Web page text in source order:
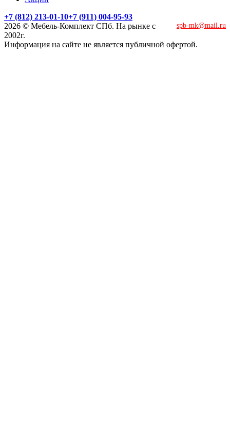
+7 (812) 213-01-10+7 (911) 004-95-93
spb-mk@mail.ru
2026 © Мебель-Комплект СПб. На рынке с
2002г.
Информация на сайте не является публичной офертой.